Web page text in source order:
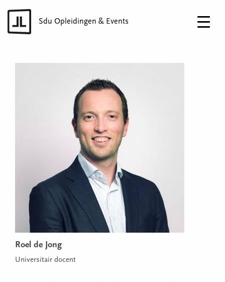
Sdu Opleidingen & Events
Roel de Jong
Universitair docent